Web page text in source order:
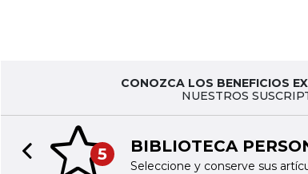
CONOZCA LOS BENEFICIOS
NUESTROS
6 TINTA
Acceda a
Previous slide